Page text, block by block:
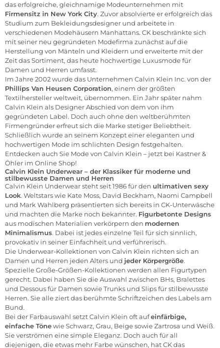
das erfolgreiche, gleichnamige Modeunternehmen mit
Firmensitz in New York City. Zuvor absolvierte er erfolgreich das
Studium zum Bekleidungsdesigner und arbeitete in
verschiedenen Modehäusern Manhattans. CK beschränkte sich
mit seiner neu gegründeten Modefirma zunächst auf die
Herstellung von Mänteln und Kleidern und erweiterte mit der
Zeit das Sortiment, das heute hochwertige Luxusmode für
Damen und Herren umfasst.
Im Jahre 2002 wurde das Unternehmen Calvin Klein Inc. von der
Phillips Van Heusen Corporation, einem der größten
Textilhersteller weltweit, übernommen. Ein Jahr später nahm
Calvin Klein als Designer Abschied von dem von ihm
gegründeten Label. Doch auch ohne den weltberühmten
Firmengründer erfreut sich die Marke stetiger Beliebtheit.
Schließlich wurde an seinem Konzept einer eleganten und
hochwertigen Mode im schlichten Design festgehalten.
Entdecken auch Sie Mode von Calvin Klein – jetzt bei Kastner &
Öhler im Online Shop!
Calvin Klein Underwear – der Klassiker für moderne und
stilbewusste Damen und Herren
Calvin Klein Underwear steht seit 1986 für den ultimativen sexy
Look. Weltstars wie Kate Moss, David Beckham, Naomi Campbell
und Mark Wahlberg präsentierten sich bereits in CK-Unterwäsche
und machten die Marke noch bekannter. Figurbetonte Designs
aus modischen Materialien verkörpern den modernen
Minimalismus. Dabei ist jedes einzelne Teil für sich sinnlich,
provokativ in seiner Einfachheit und verführerisch.
Die Underwear-Kollektionen von Calvin Klein richten sich an
Damen und Herren jeden Alters und jeder Körpergröße.
Spezielle Große-Größen-Kollektionen werden allen Figurtypen
gerecht. Dabei haben Sie die Auswahl zwischen BHs, Bralettes
und Dessous für Damen sowie Trunks und Slipsfür stilbewusste
Herren. Sie alle ziert das berühmte Schriftzeichen des Labels am
Bund.
Bei der Farbauswahl setzt Calvin Klein oft aufeinfärbige,
einfache Tönewie Schwarz, Grau, Beige sowie Zartrosa und Weiß.
Sie verströmen eine simple Eleganz. Doch auch für all
diejenigen, die etwas mehr Farbe wünschen, hat CK das